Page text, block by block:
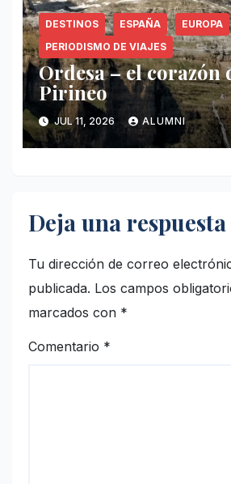
DESTINOS ESPAÑA
EUROPA
PERIODISMO DE VIAJES
Ordesa – el corazón
Pirineo
JUL 11, 2026 ALUMNI
Deja una respuesta
Tu dirección de correo
publicada. Los campos
marcados con *
Comentario *